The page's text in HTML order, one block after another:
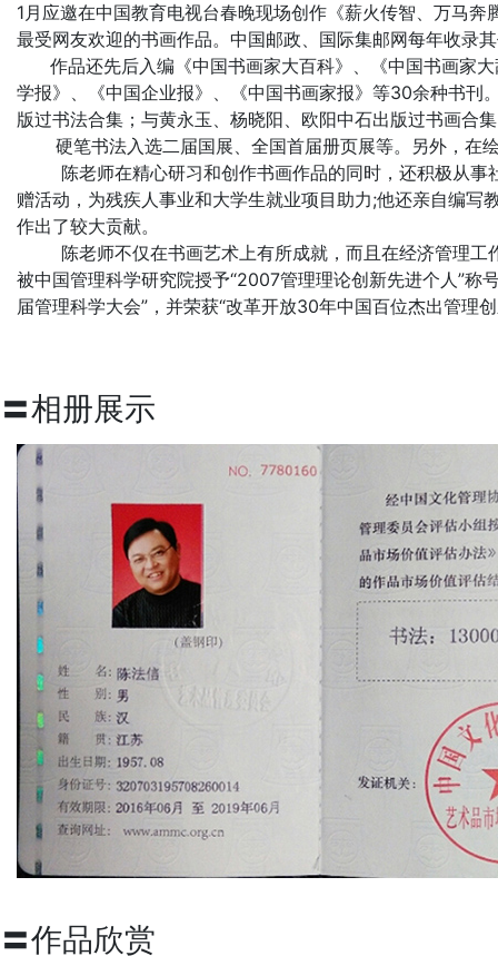
1月应邀在中国教育电视台春晚现场创作《薪火传智、万马
最受网友欢迎的书画作品。中国邮政、国际集邮网每年收录
作品还先后入编《中国书画家大百科》、《中国书画家大
学报》、《中国企业报》、《中国书画家报》等30余种书
版过书法合集；与黄永玉、杨晓阳、欧阳中石出版过书画合
硬笔书法入选二届国展、全国首届册页展等。另外，在
陈老师在精心研习和创作书画作品的同时，还积极从事
赠活动，为残疾人事业和大学生就业项目助力;他还亲自编
作出了较大贡献。
陈老师不仅在书画艺术上有所成就，而且在经济管理工
被中国管理科学研究院授予“2007管理理论创新先进个人”
届管理科学大会”，并荣获“改革开放30年中国百位杰出管理
〓相册展示
〓作品欣赏